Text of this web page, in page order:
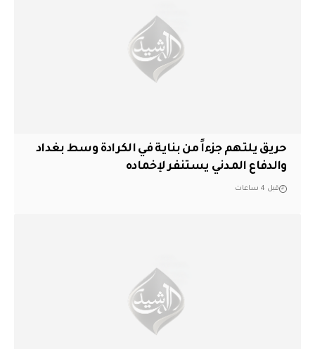
حريق يلتهم جزءاً من بناية في الكرادة وسط بغداد
والدفاع المدني يستنفر لإخماده
قبل 4 ساعات